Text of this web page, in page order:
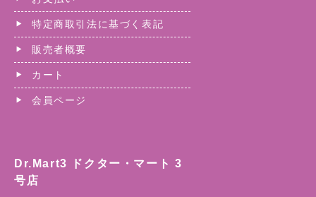
特定商取引法に基づく表記
販売者概要
カート
会員ページ
Dr.Mart3 ドクター・マート 3
号店